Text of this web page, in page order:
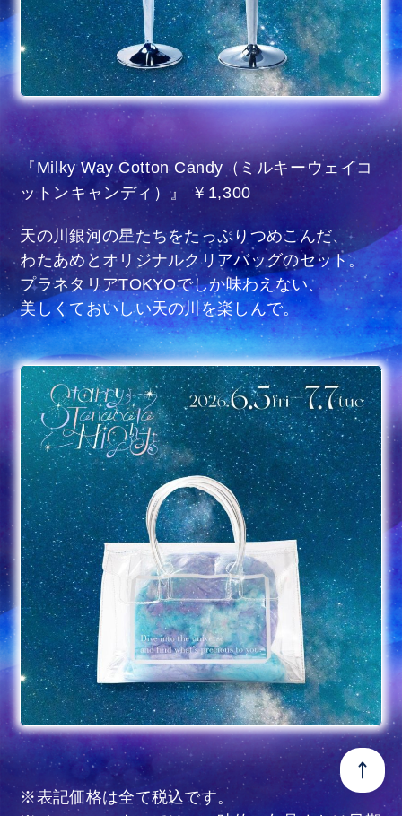
『Milky Way Cotton Candy（ミルキーウェイコ
ットンキャンディ）』 ￥1,300
天の川銀河の星たちをたっぷりつめこんだ、
わたあめとオリジナルクリアバッグのセット。
プラネタリアTOKYOでしか味わえない、
美しくておいしい天の川を楽しんで。
※表記価格は全て税込です。